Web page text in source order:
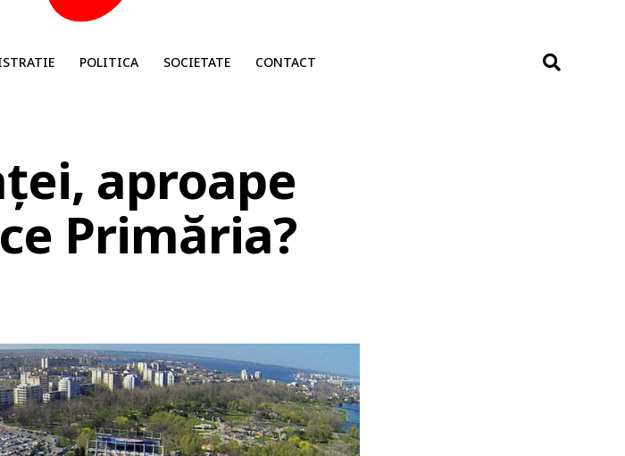
POLITICA SOCIETATE CONTACT
aproape
Primăria?